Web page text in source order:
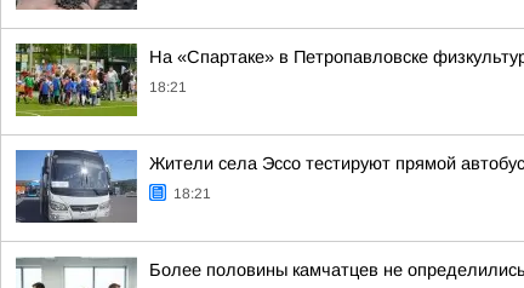
На «Спартаке» в Петропавловске
18:21
Жители села Эссо тестируют прямой
18:21
Более половины камчатцев не